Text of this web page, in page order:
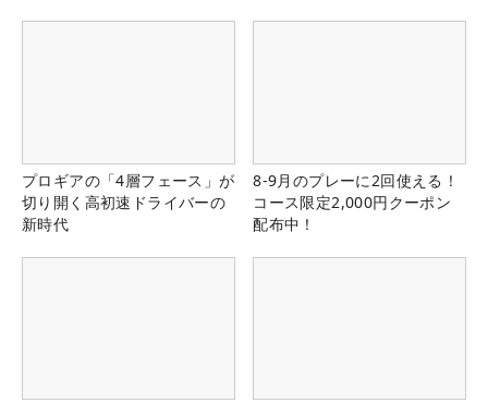
プロギアの「4層フェース」が
切り開く高初速ドライバーの
新時代
8-9月のプレーに2回使える！
コース限定2,000円クーポン
配布中！